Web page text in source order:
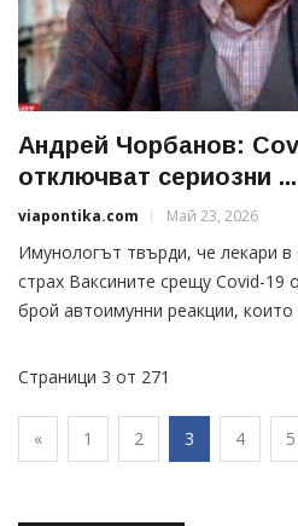
Андрей Чорбанов:
отключват сериозни ...
viapontika.com Май 23, 2026
Имунологът твърди, че лекари
страх Ваксините срещу Covid-19
брой автоимунни реакции, които
Страници 3 от 271
« 1 2 3 4 5